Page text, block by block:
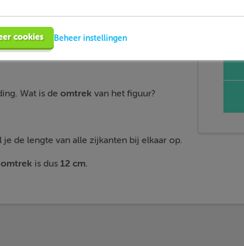
figuur bepalen?
Wat is de omtrek van het figuur?
de lengte van alle zijkanten bij elkaar op.
omtrek is dus 12 cm.
cookies Beheer instellingen